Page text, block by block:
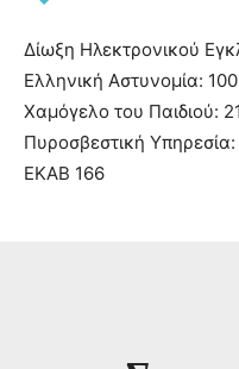
Δίωξη Ηλεκτρονικού
Ελληνική Αστυνομία: 100
Χαμόγελο του Παιδιού:
Πυροσβεστική
ΕΚΑΒ 166